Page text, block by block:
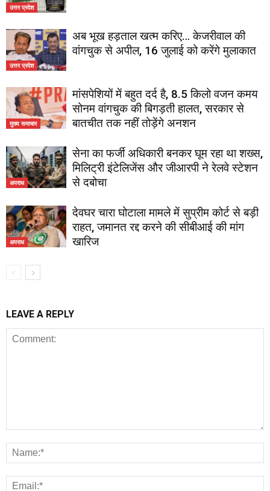
उत्तर प्रदेश
उत्तर प्रदेश
अब भूख हड़ताल खत्म करिए… केजरीवाल की
वांगचुक से अपील, 16 जुलाई को करेंगे मुलाकात
मुख्य समाचार
मांसपेशियों में बहुत दर्द है, 8.5 किलो वजन कमय
सोनम वांगचुक की बिगड़ती हालत, सरकार से
बातचीत तक नहीं तोड़ेंगे अनशन
अपराध
सेना का फर्जी अधिकारी बनकर घूम रहा था शख्स,
मिलिट्री इंटेलिजेंस और जीआरपी ने रेलवे स्टेशन
से दबोचा
अपराध
देवघर चारा घोटाला मामले में सुप्रीम कोर्ट से बड़ी
राहत, जमानत रद्द करने की सीबीआई की मांग
खारिज
LEAVE A REPLY